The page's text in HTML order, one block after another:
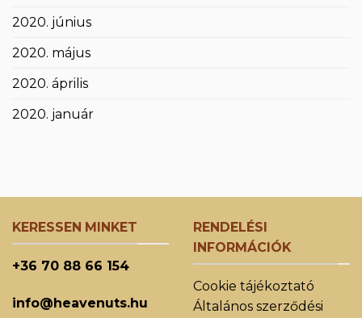
2020. június
2020. május
2020. április
2020. január
KERESSEN MINKET
+36 70 88 66 154
info@heavenuts.hu
RENDELÉSI
INFORMÁCIÓK
Cookie tájékoztató
Általános szerződési